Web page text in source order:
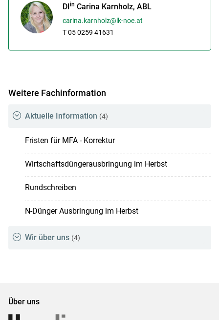
DIin Carina Karnholz, ABL
carina.karnholz@lk-noe.at
T 05 0259 41631
Weitere Fachinformation
Aktuelle Information (4)
Fristen für MFA - Korrektur
Wirtschaftsdüngerausbringung im Herbst
Rundschreiben
N-Dünger Ausbringung im Herbst
Wir über uns (4)
Über uns